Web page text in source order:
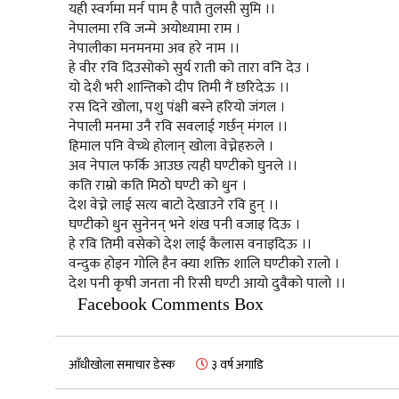
यही स्वर्गमा मर्न पाम है पातै तुलसी सुमि ।।
नेपालमा रवि जन्मे अयोध्यामा राम ।
नेपालीका मनमनमा अव हरे नाम ।।
हे वीर रवि दिउसोको सुर्य राती को तारा वनि देउ ।
यो देशै भरी शान्तिको दीप तिमी नैं छरिदेऊ ।।
रस दिने खोला, पशु पंक्षी बस्ने हरियो जंगल ।
नेपाली मनमा उनै रवि सवलाई गर्छन् मंगल ।।
हिमाल पनि वेच्थे होलान् खोला वेच्नेहरुले ।
अव नेपाल फर्कि आउछ त्यही घण्टीको घुनले ।।
कति राम्रो कति मिठो घण्टी को धुन ।
देश वेच्ने लाई सत्य बाटो देखाउने रवि हुन् ।।
घण्टीको धुन सुनेनन् भने शंख पनी वजाइ दिऊ ।
हे रवि तिमी वसेको देश लाई कैलास वनाइदिऊ ।।
वन्दुक होइन गोलि हैन क्या शक्ति शालि घण्टीको रालो ।
देश पनी कृषी जनता नी रिसी घण्टी आयो दुवैको पालो ।।
Facebook Comments Box
आँधीखोला समाचार डेस्क ३ वर्ष अगाडि